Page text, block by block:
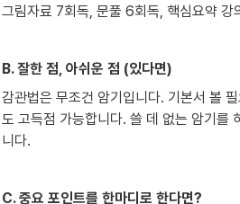
그림자료 7회독, 문풀 6회독, 핵심요약 강
B. 잘한 점, 아쉬운 점 (있다면)
감관법은 무조건 암기입니다. 기본서 볼
도 고득점 가능합니다. 쓸 데 없는 암기를
니다.
C. 중요 포인트를 한마디로 한다면?